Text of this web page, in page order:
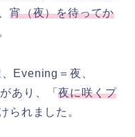
宵（夜）を待ってか
、Evening＝夜、
あり、「夜に咲くプ
られました。